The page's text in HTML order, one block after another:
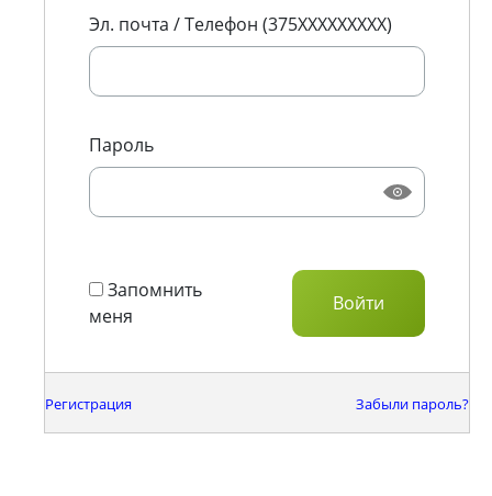
Эл. почта / Телефон (375XXXXXXXXX)
Пароль
Запомнить
меня
Регистрация Забыли пароль?